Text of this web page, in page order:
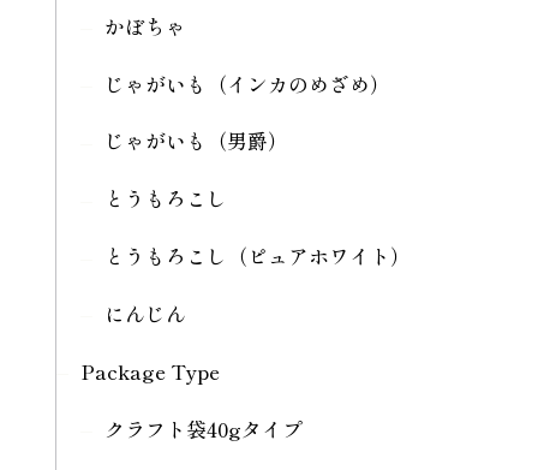
かぼちゃ
じゃがいも（インカのめざめ）
じゃがいも（男爵）
とうもろこし
とうもろこし（ピュアホワイト）
にんじん
Package Type
クラフト袋40gタイプ